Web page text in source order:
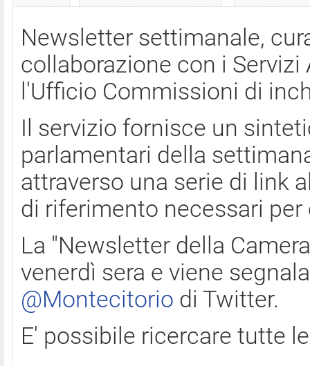
Newsletter settimanale,
collaborazione con i
l'Ufficio Commissioni di
Il servizio fornisce un
parlamentari della
attraverso una serie di link
di riferimento necessari
La "Newsletter della
venerdì sera e viene
@Montecitorio di Twitter.
E' possibile ricercare tutte